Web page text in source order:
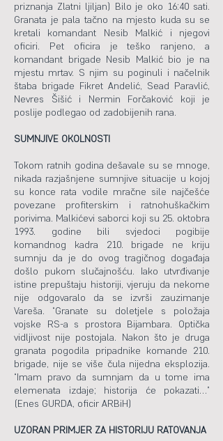
priznanja Zlatni ljiljan) Bilo je oko 16:40 sati.
Granata je pala tačno na mjesto kuda su se
kretali komandant Nesib Malkić i njegovi
oficiri. Pet oficira je teško ranjeno, a
komandant brigade Nesib Malkić bio je na
mjestu mrtav. S njim su poginuli i načelnik
štaba brigade Fikret Andelić, Sead Paravlić,
Nevres Šišić i Nermin Forčaković koji je
poslije podlegao od zadobijenih rana.
SUMNJIVE OKOLNOSTI
Tokom ratnih godina dešavale su se mnoge,
nikada razjašnjene sumnjive situacije u kojoj
su konce rata vodile mračne sile najčešće
povezane profiterskim i ratnohuškačkim
porivima. Malkićevi saborci koji su 25. oktobra
1993. godine bili svjedoci pogibije
komandnog kadra 210. brigade ne kriju
sumnju da je do ovog tragičnog događaja
došlo pukom slučajnošću. Iako utvrđivanje
istine prepuštaju historiji, vjeruju da nekome
nije odgovaralo da se izvrši zauzimanje
Vareša. “Granate su doletjele s položaja
vojske RS-a s prostora Bijambara. Optička
vidljivost nije postojala. Nakon što je druga
granata pogodila pripadnike komande 210.
brigade, nije se više čula nijedna eksplozija.
“Imam pravo da sumnjam da u tome ima
elemenata izdaje; historija će pokazati…”
(Enes GURDA, oficir ARBiH)
UZORAN PRIMJER ZA HISTORIJU RATOVANJA